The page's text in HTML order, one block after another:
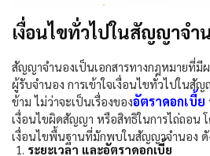
เงื่อนไขทั่วไปในสัญญาจำ
สัญญาจำนองเป็นเอกสารทางกฎหมายที่มี
ผู้รับจำนอง การเข้าใจเงื่อนไขทั่วไปในสั
ข้าม ไม่ว่าจะเป็นเรื่องของอัตราดอกเบี้ย
เงื่อนไขผิดสัญญา หรือสิทธิในการไถ่ถอน
เงื่อนไขพื้นฐานที่มักพบในสัญญาจำนอง ดั
ระยะเวลา และอัตราดอกเบี้ย